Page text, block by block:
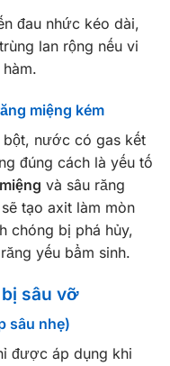
đau nhức kéo dài,
lan rộng nếu vi
miệng kém
bột, nước có gas kết
đúng cách là yếu tố
và sâu răng
tạo axit làm mòn
chóng bị phá hủy,
yếu bẩm sinh.
sâu vỡ
sâu nhẹ)
được áp dụng khi